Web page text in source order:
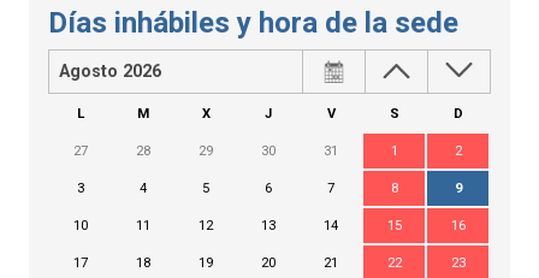
Días inhábiles y hora de la sede
Agosto 2026
L M X J V S D
27 28 29 30 31 1 2
3 4 5 6 7 8 9
10 11 12 13 14 15 16
17 18 19 20 21 22 23